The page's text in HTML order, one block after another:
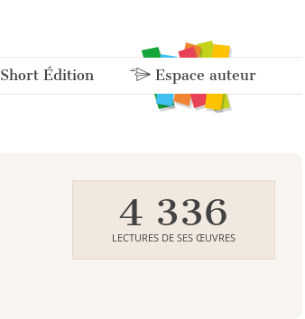
Short Édition Espace auteur
4 336
LECTURES DE SES ŒUVRES